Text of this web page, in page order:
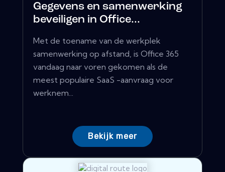
Gegevens en samenwerking
beveiligen in Office...
Met de toename van de werkplek
samenwerking op afstand, is Office 365
vandaag naar voren gekomen als de
meest populaire SaaS -aanvraag voor
werknem...
Bekijk meer